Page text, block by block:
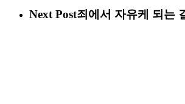
Next Post죄에서 자유케 되는